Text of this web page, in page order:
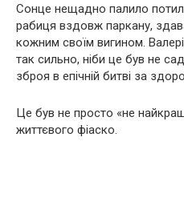
Сонце нещадно палило
рабиця вздовж паркану,
кожним своїм вигином.
так сильно, ніби це був не
зброя в епічній битві за
Це був не просто «не
життєвого фіаско.